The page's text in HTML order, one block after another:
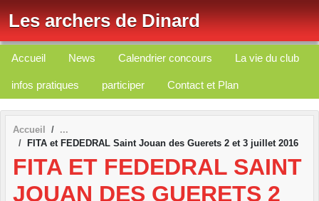
Les archers de Dinard
Accueil News Calendrier concours La vie du club
infos pratiques participer Contact et Plan
Accueil
FITA et FEDEDRAL Saint Jouan des Guerets 2 et 3 juillet 2016
FITA ET FEDEDRAL SAINT
JOUAN DES GUERETS 2